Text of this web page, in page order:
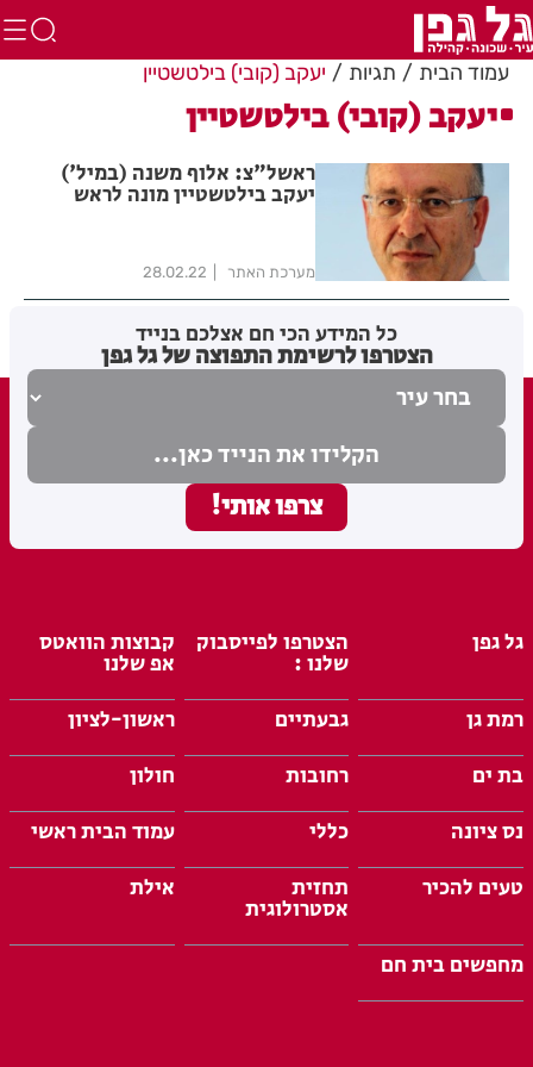
עמוד הבית תגיות יעקב (קובי) בילטשטיין
יעקב (קובי) בילטשטיין
ראשל"צ: אלוף משנה (במיל')
יעקב בילטשטיין מונה לראש
מערכת האתר 28.02.22
כל המידע הכי חם אצלכם בנייד
הצטרפו לרשימת התפוצה של גל גפן
גל גפן הצטרפו לפייסבוק
שלנו :
קבוצות הוואטס
אפ שלנו
רמת גן
גבעתיים
ראשון-לציון
בת ים
רחובות
חולון
נס ציונה
כללי
עמוד הבית ראשי
טעים להכיר
תחזית
אסטרולוגית
אילת
מחפשים בית חם